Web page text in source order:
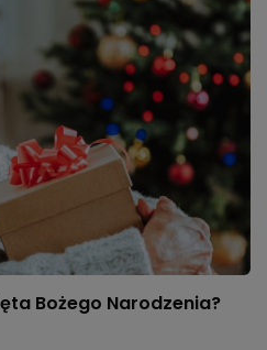
Bożego Narodzenia?